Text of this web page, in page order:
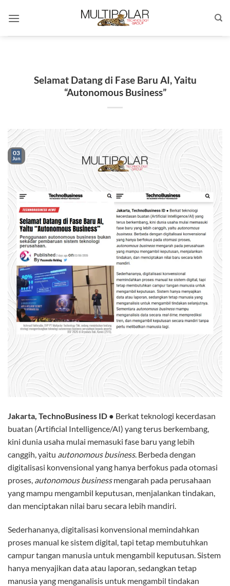
Selamat Datang di Fase Baru AI, Yaitu
“Autonomous Business”
03
Jun
Jakarta, TechnoBusiness ID ● Berkat teknologi kecerdasan
buatan (Artificial Intelligence/AI) yang terus berkembang,
kini dunia usaha mulai memasuki fase baru yang lebih
canggih, yaitu autonomous business. Berbeda dengan
digitalisasi konvensional yang hanya berfokus pada otomasi
proses, autonomous businessmengarah pada perusahaan
yang mampu mengambil keputusan, menjalankan tindakan,
dan menciptakan nilai baru secara lebih mandiri.
Sederhananya, digitalisasi konvensional memindahkan
proses manual ke sistem digital, tapi tetap membutuhkan
campur tangan manusia untuk mengambil keputusan. Sistem
hanya menyajikan data atau laporan, sedangkan tetap
manusia yang menganalisis untuk mengambil tindakan